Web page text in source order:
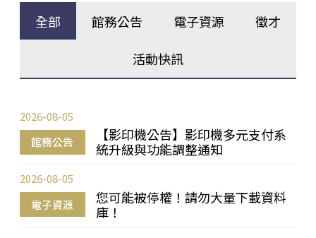
全部 館務公告 電子資源 徵才
活動快訊
館務公告
【影印機公告】影印機多元支付系
統升級與功能調整通知
2026-08-05
電子資源
您可能被停權！請勿大量下載資料
庫！
2026-08-05